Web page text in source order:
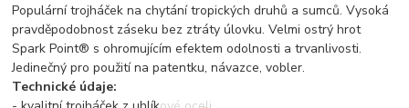
Populární trojháček na chytání tropických druhů a sumců. Vysoká
pravděpodobnost záseku bez ztráty úlovku. Velmi ostrý hrot
Spark Point® s ohromujícím efektem odolnosti a trvanlivosti.
Jedinečný pro použití na patentku, návazce, vobler.
Technické údaje: